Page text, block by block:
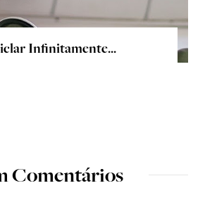
Infinitamente...
Comentários